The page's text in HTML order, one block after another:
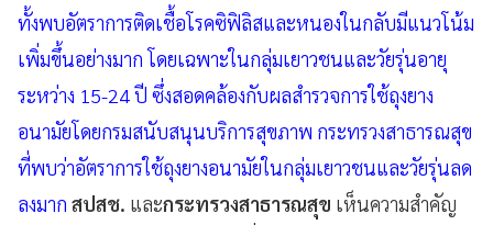
ทั้งพบอัตราการติดเชื้อโรคซิฟิลิสและหนองในกลับมีแนวโน้ม
เพิ่มขึ้นอย่างมาก โดยเฉพาะในกลุ่มเยาวชนและวัยรุ่นอายุ
ระหว่าง 15-24 ปี ซึ่งสอดคล้องกับผลสำรวจการใช้ถุงยาง
อนามัยโดยกรมสนับสนุนบริการสุขภาพ กระทรวงสาธารณสุข
ที่พบว่าอัตราการใช้ถุงยางอนามัยในกลุ่มเยาวชนและวัยรุ่นลด
ลงมาก สปสช. และกระทรวงสาธารณสุข เห็นความสำคัญ